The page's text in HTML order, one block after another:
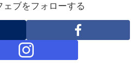
ェブをフォローする